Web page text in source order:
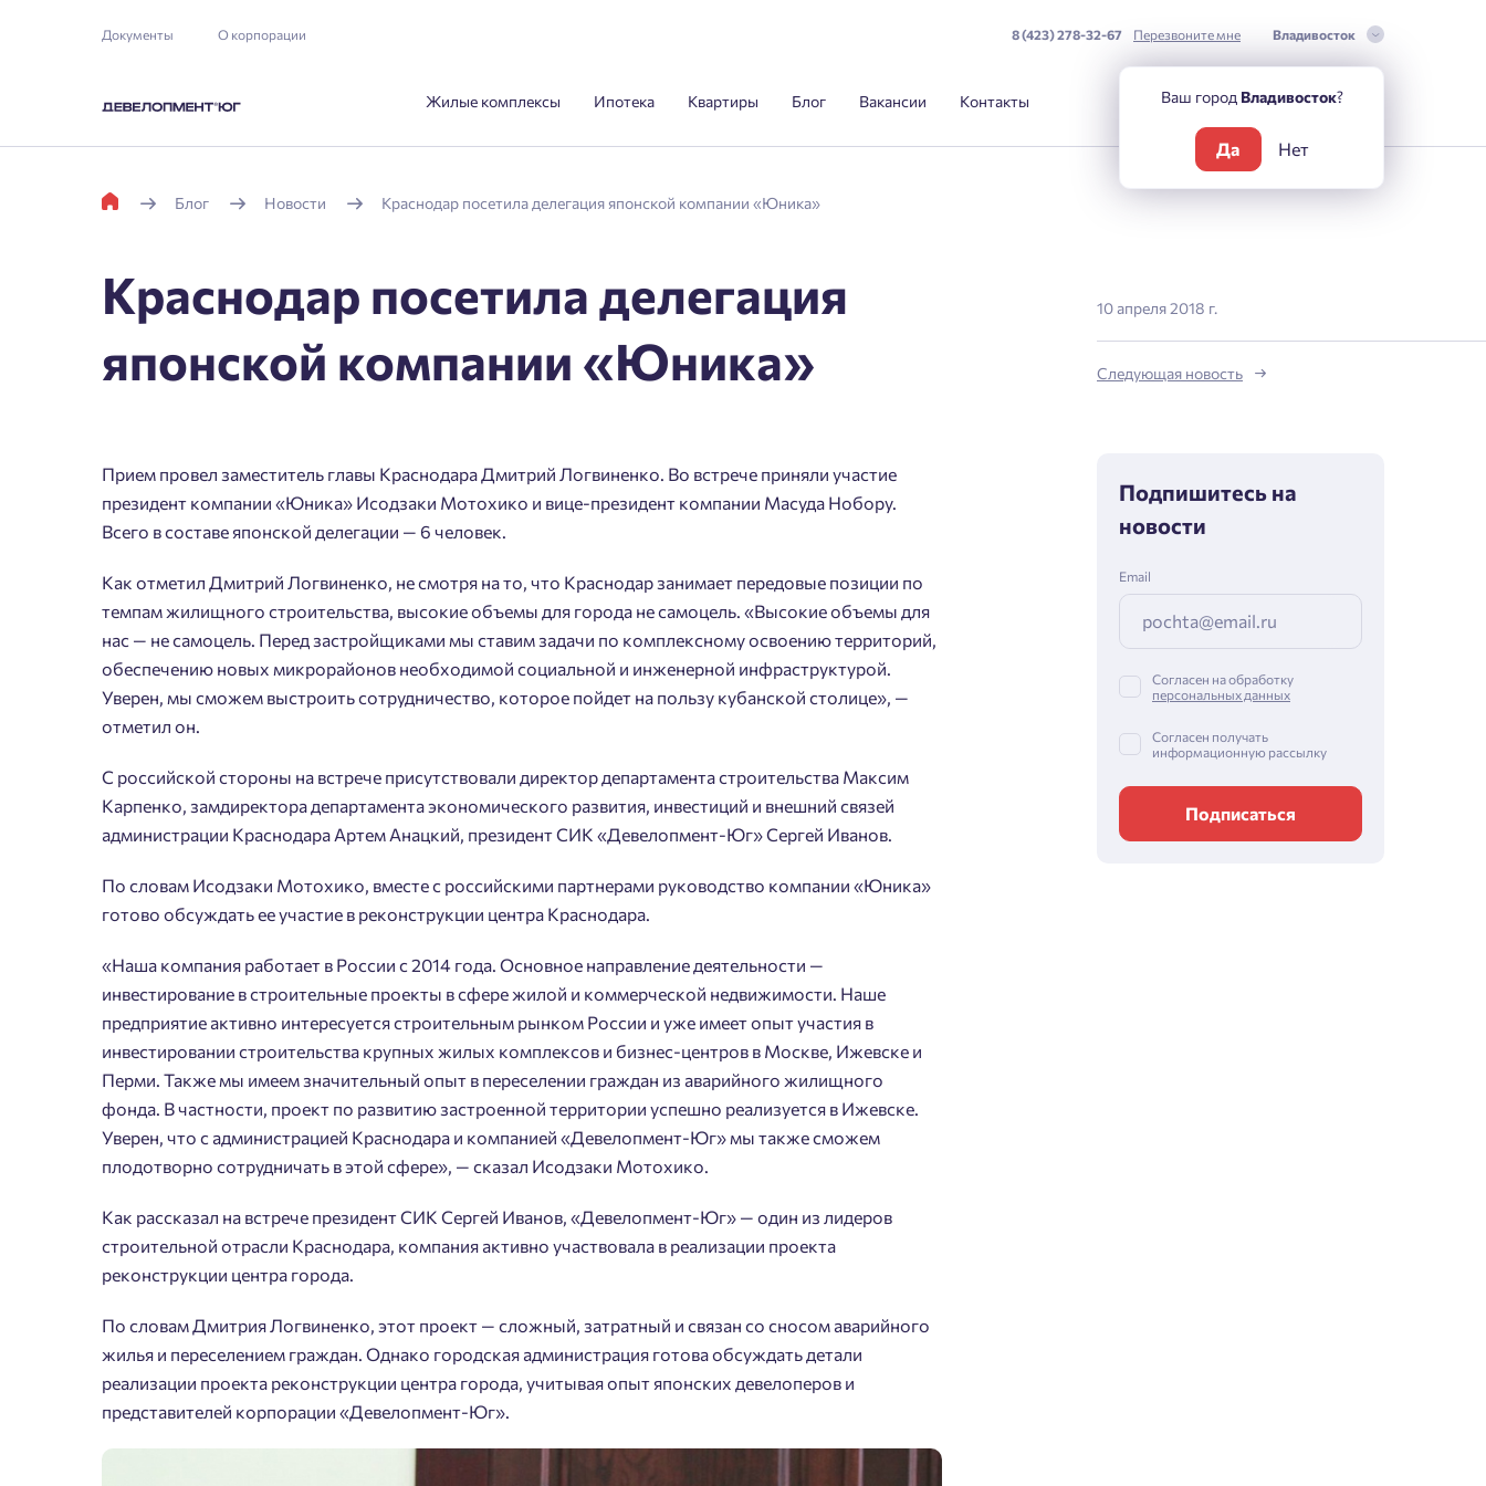
Документы О корпорации 8 (423) 278-32-67 Перезвоните мне Владивосток
Жилые комплексы Ипотека Квартиры Блог Вакансии Контакты
Блог Новости Краснодар посетила делегация японской компании «Юника»
Краснодар посетила делегация
японской компании «Юника»
Прием провел заместитель главы Краснодара Дмитрий Логвиненко. Во встрече приняли участие
президент компании «Юника» Исодзаки Мотохико и вице-президент компании Масуда Нобору.
Всего в составе японской делегации — 6 человек.
Как отметил Дмитрий Логвиненко, не смотря на то, что Краснодар занимает передовые позиции по
темпам жилищного строительства, высокие объемы для города не самоцель. «Высокие объемы для
нас — не самоцель. Перед застройщиками мы ставим задачи по комплексному освоению территорий,
обеспечению новых микрорайонов необходимой социальной и инженерной инфраструктурой.
Уверен, мы сможем выстроить сотрудничество, которое пойдет на пользу кубанской столице», —
отметил он.
С российской стороны на встрече присутствовали директор департамента строительства Максим
Карпенко, замдиректора департамента экономического развития, инвестиций и внешний связей
администрации Краснодара Артем Анацкий, президент СИК «Девелопмент-Юг» Сергей Иванов.
По словам Исодзаки Мотохико, вместе с российскими партнерами руководство компании «Юника»
готово обсуждать ее участие в реконструкции центра Краснодара.
«Наша компания работает в России с 2014 года. Основное направление деятельности —
инвестирование в строительные проекты в сфере жилой и коммерческой недвижимости. Наше
предприятие активно интересуется строительным рынком России и уже имеет опыт участия в
инвестировании строительства крупных жилых комплексов и бизнес-центров в Москве, Ижевске и
Перми. Также мы имеем значительный опыт в переселении граждан из аварийного жилищного
фонда. В частности, проект по развитию застроенной территории успешно реализуется в Ижевске.
Уверен, что с администрацией Краснодара и компанией «Девелопмент-Юг» мы также сможем
плодотворно сотрудничать в этой сфере», — сказал Исодзаки Мотохико.
Как рассказал на встрече президент СИК Сергей Иванов, «Девелопмент-Юг» — один из лидеров
строительной отрасли Краснодара, компания активно участвовала в реализации проекта
реконструкции центра города.
По словам Дмитрия Логвиненко, этот проект — сложный, затратный и связан со сносом аварийного
жилья и переселением граждан. Однако городская администрация готова обсуждать детали
реализации проекта реконструкции центра города, учитывая опыт японских девелоперов и
представителей корпорации «Девелопмент-Юг».
10 апреля 2018 г.
Следующая новость
Подпишитесь на
новости
Email
Согласен на обработку
персональных данных
Согласен получать
информационную рассылку
Подписаться
Пожалуйста, оставьте ваши контакты и мы вам перезвоним.
Добро пожаловать в
личный кабинет
Делитесь подборками
телефона, кликнув на кнопку «Войти» ниже
Выбор города
Пермь
Екатеринбург
Подбор квартиры за 3 минуты
Ваш город Владивосток?
Да Нет